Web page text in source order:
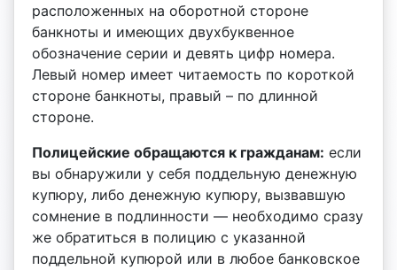
расположенных на оборотной стороне
банкноты и имеющих двухбуквенное
обозначение серии и девять цифр номера.
Левый номер имеет читаемость по короткой
стороне банкноты, правый – по длинной
стороне.
Полицейские обращаются к гражданам: если
вы обнаружили у себя поддельную денежную
купюру, либо денежную купюру, вызвавшую
сомнение в подлинности — необходимо сразу
же обратиться в полицию с указанной
поддельной купюрой или в любое банковское